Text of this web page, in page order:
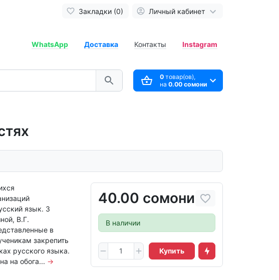
Закладки (0) Личный кабинет
WhatsApp Доставка Контакты Instagram
0товар(ов),
на 0.00 сомони
40.00 сомони
В наличии
Купить
язык. 3
В.Г.
в
закрепить
русского языка.
на обога... →